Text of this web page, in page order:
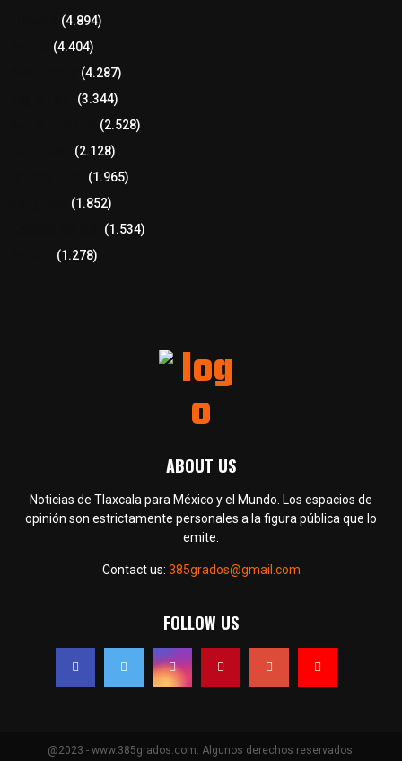
(4.894)
(4.404)
(4.287)
(3.344)
(2.528)
(2.128)
(1.965)
(1.852)
(1.534)
(1.278)
ABOUT US
Noticias de Tlaxcala para México y el Mundo. Los espacios de
opinión son estrictamente personales a la figura pública que lo
emite.
Contact us: 385grados@gmail.com
FOLLOW US
@2023 - www.385grados.com. Algunos derechos reservados.